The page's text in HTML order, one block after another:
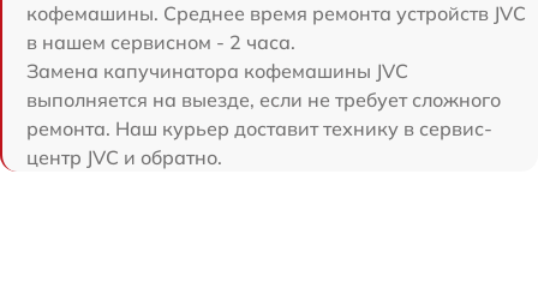
кофемашины. Среднее время ремонта устройств JVC
в нашем сервисном - 2 часа.
Замена капучинатора кофемашины JVC
выполняется на выезде, если не требует сложного
ремонта. Наш курьер доставит технику в сервис-
центр JVC и обратно.